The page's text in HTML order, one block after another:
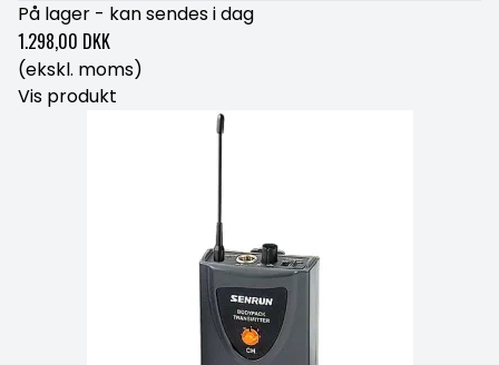
På lager - kan sendes i dag
1.298,00 DKK
(ekskl. moms)
Vis produkt